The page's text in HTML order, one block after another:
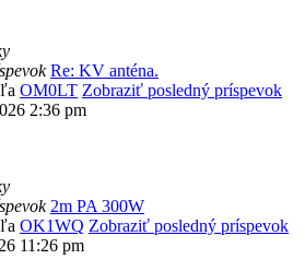
Re: KV anténa.
OM0LT Zobraziť posledný príspevok
2:36 pm
2m PA 300W
OK1WQ Zobraziť posledný príspevok
11:26 pm